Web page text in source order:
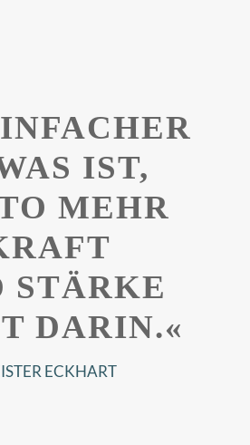
IST,
MEHR
STÄRKE
DARIN.«
ECKHART